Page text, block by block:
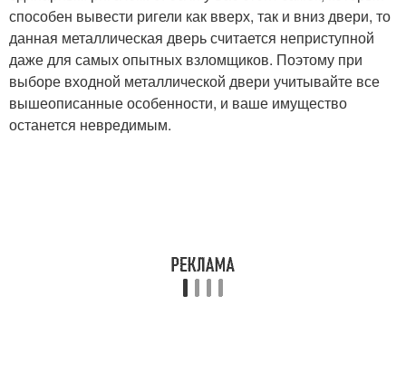
способен вывести ригели как вверх, так и вниз двери, то
данная металлическая дверь считается неприступной
даже для самых опытных взломщиков. Поэтому при
выборе входной металлической двери учитывайте все
вышеописанные особенности, и ваше имущество
останется невредимым.